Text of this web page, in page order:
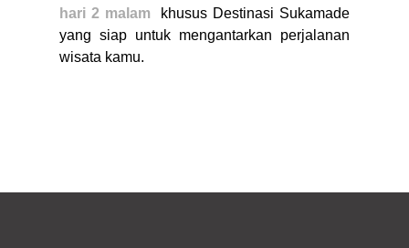
hari 2 malam khusus Destinasi Sukamade
yang siap untuk mengantarkan perjalanan
wisata kamu.